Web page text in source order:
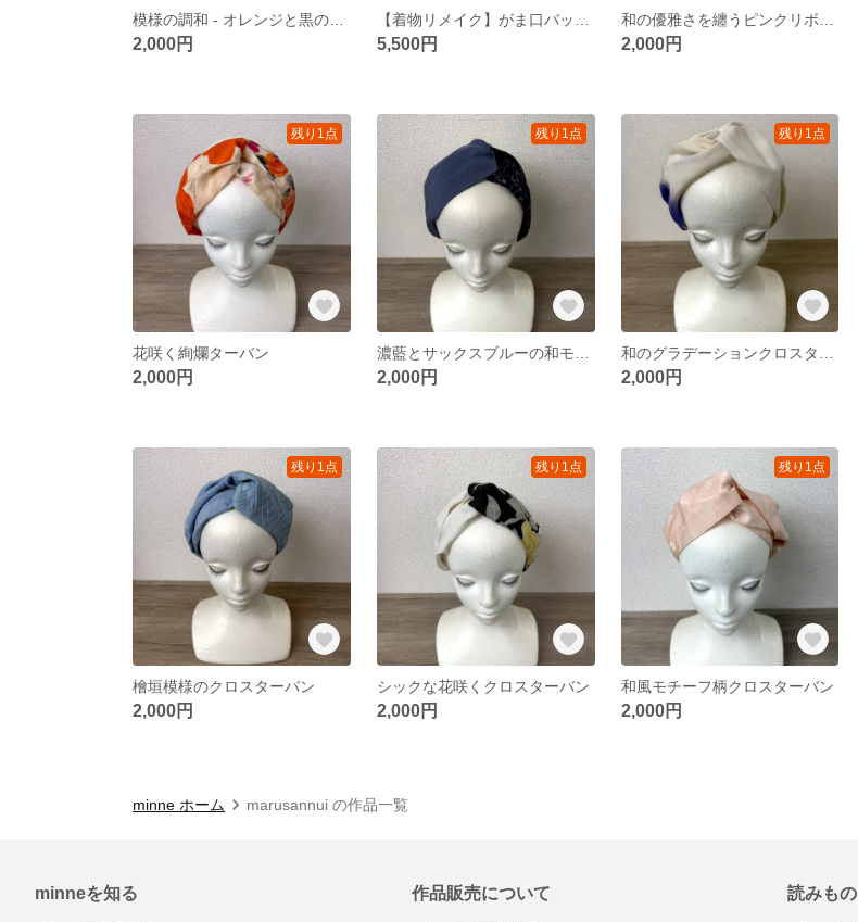
2,000円 5,500円 2,000円
残り1点
花咲く絢爛ターバン
2,000円
残り1点
2,000円
残り1点
2,000円
残り1点
檜垣模様のクロスターバン
2,000円
残り1点
シックな花咲くクロスターバン
2,000円
残り1点
和風モチーフ柄クロスターバン
2,000円
minne ホーム marusannui の作品一覧
minneを知る 作品販売について 読みもの